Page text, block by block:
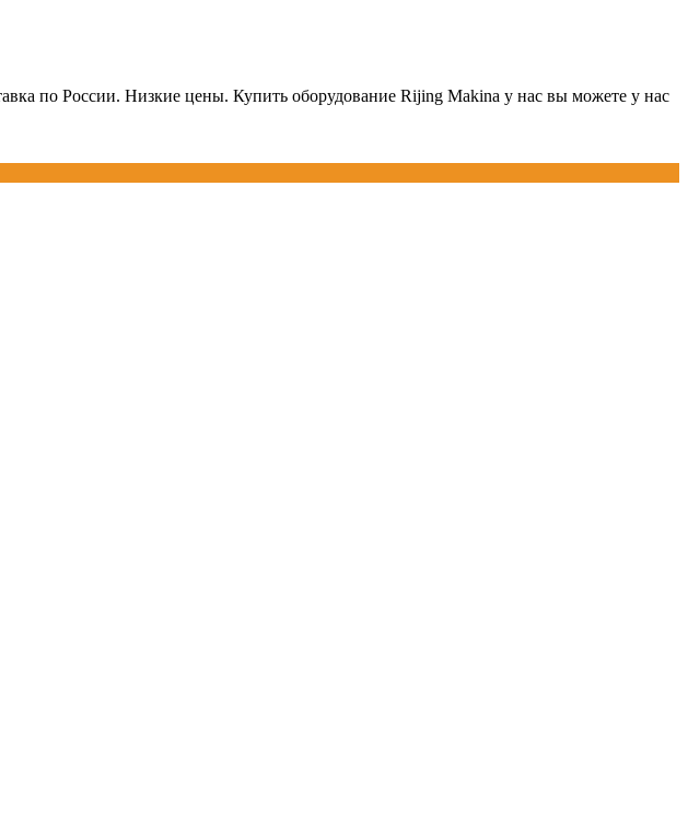
по России. Низкие цены. Купить оборудование Rijing Makina у нас вы можете у нас